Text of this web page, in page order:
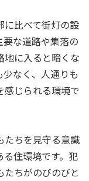
に比べて街灯の設
な道路や集落の
地に入ると暗くな
なく、人通りも
感じられる環境で
たちを見守る意識
住環境です。犯
ちがのびのびと